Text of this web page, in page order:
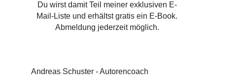
Du wirst damit Teil meiner exklusiven E-
Mail-Liste und erhältst gratis ein E-Book.
Abmeldung jederzeit möglich.
Andreas Schuster - Autorencoach